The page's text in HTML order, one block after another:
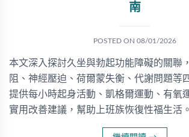
南
POSTED ON 08/01/2026
本文深入探討久坐與勃起功能障礙的關聯
阻、神經壓迫、荷爾蒙失衡、代謝問題等
提供每小時起身活動、凱格爾運動、有氧
實用改善建議，幫助上班族恢復性福生活。